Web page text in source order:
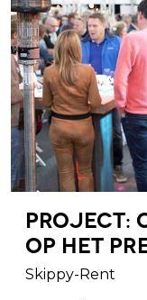
Project:
op Het
Skippy-Rent